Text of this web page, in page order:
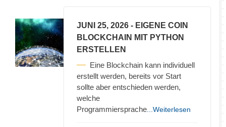
JUNI 25, 2026 - EIGENE COIN
BLOCKCHAIN MIT PYTHON
ERSTELLEN
Eine Blockchain kann individuell
erstellt werden, bereits vor Start
sollte aber entschieden werden,
welche
Programmiersprache ...Weiterlesen